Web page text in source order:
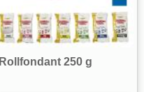
Rollfondant 250 g